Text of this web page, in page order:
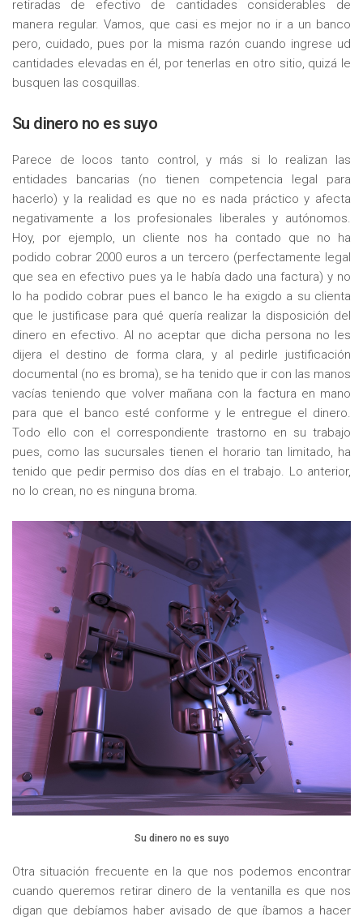
retiradas de efectivo de cantidades considerables de
manera regular. Vamos, que casi es mejor no ir a un banco
pero, cuidado, pues por la misma razón cuando ingrese ud
cantidades elevadas en él, por tenerlas en otro sitio, quizá le
busquen las cosquillas.
Su dinero no es suyo
Parece de locos tanto control, y más si lo realizan las
entidades bancarias (no tienen competencia legal para
hacerlo) y la realidad es que no es nada práctico y afecta
negativamente a los profesionales liberales y autónomos.
Hoy, por ejemplo, un cliente nos ha contado que no ha
podido cobrar 2000 euros a un tercero (perfectamente legal
que sea en efectivo pues ya le había dado una factura) y no
lo ha podido cobrar pues el banco le ha exigdo a su clienta
que le justificase para qué quería realizar la disposición del
dinero en efectivo. Al no aceptar que dicha persona no les
dijera el destino de forma clara, y al pedirle justificación
documental (no es broma), se ha tenido que ir con las manos
vacías teniendo que volver mañana con la factura en mano
para que el banco esté conforme y le entregue el dinero.
Todo ello con el correspondiente trastorno en su trabajo
pues, como las sucursales tienen el horario tan limitado, ha
tenido que pedir permiso dos días en el trabajo. Lo anterior,
no lo crean, no es ninguna broma.
Su dinero no es suyo
Otra situación frecuente en la que nos podemos encontrar
cuando queremos retirar dinero de la ventanilla es que nos
digan que debíamos haber avisado de que íbamos a hacer